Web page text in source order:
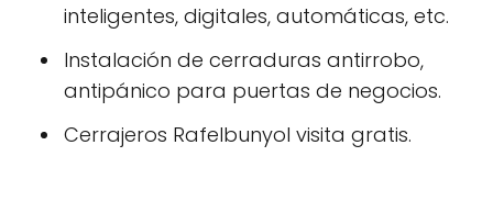
inteligentes, digitales, automáticas, etc.
Instalación de cerraduras antirrobo,
antipánico para puertas de negocios.
Cerrajeros Rafelbunyol visita gratis.